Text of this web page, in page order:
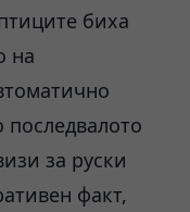
биха
на
за руски
факт,